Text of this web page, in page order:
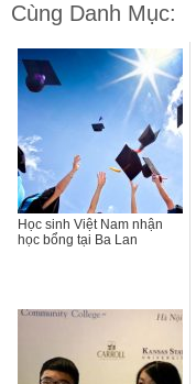
Cùng Danh Mục:
Học sinh Việt Nam nhận
học bổng tại Ba Lan